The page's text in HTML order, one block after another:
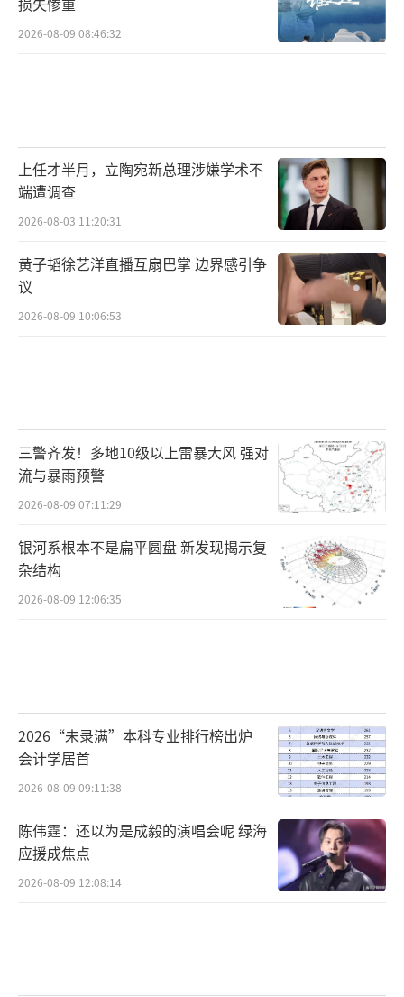
2026-08-09 08:46:32
上任才半月，立陶宛新总理涉嫌学术不
端遭调查
2026-08-03 11:20:31
黄子韬徐艺洋直播互扇巴掌 边界感引争
议
2026-08-09 10:06:53
三警齐发！多地10级以上雷暴大风 强对
流与暴雨预警
2026-08-09 07:11:29
银河系根本不是扁平圆盘 新发现揭示复
杂结构
2026-08-09 12:06:35
2026“未录满”本科专业排行榜出炉
会计学居首
2026-08-09 09:11:38
陈伟霆：还以为是成毅的演唱会呢 绿海
应援成焦点
2026-08-09 12:08:14